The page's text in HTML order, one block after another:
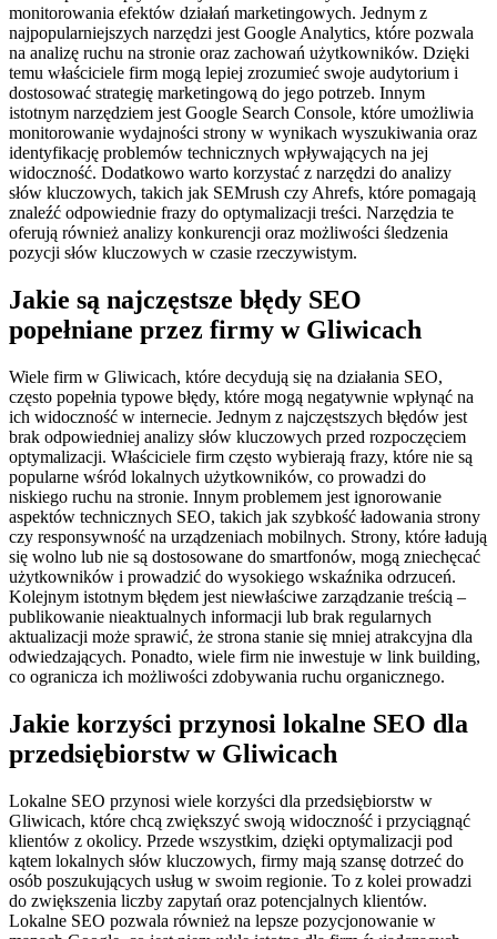
monitorowania efektów działań marketingowych. Jednym z
najpopularniejszych narzędzi jest Google Analytics, które pozwala
na analizę ruchu na stronie oraz zachowań użytkowników. Dzięki
temu właściciele firm mogą lepiej zrozumieć swoje audytorium i
dostosować strategię marketingową do jego potrzeb. Innym
istotnym narzędziem jest Google Search Console, które umożliwia
monitorowanie wydajności strony w wynikach wyszukiwania oraz
identyfikację problemów technicznych wpływających na jej
widoczność. Dodatkowo warto korzystać z narzędzi do analizy
słów kluczowych, takich jak SEMrush czy Ahrefs, które pomagają
znaleźć odpowiednie frazy do optymalizacji treści. Narzędzia te
oferują również analizy konkurencji oraz możliwości śledzenia
pozycji słów kluczowych w czasie rzeczywistym.
Jakie są najczęstsze błędy SEO
popełniane przez firmy w Gliwicach
Wiele firm w Gliwicach, które decydują się na działania SEO,
często popełnia typowe błędy, które mogą negatywnie wpłynąć na
ich widoczność w internecie. Jednym z najczęstszych błędów jest
brak odpowiedniej analizy słów kluczowych przed rozpoczęciem
optymalizacji. Właściciele firm często wybierają frazy, które nie są
popularne wśród lokalnych użytkowników, co prowadzi do
niskiego ruchu na stronie. Innym problemem jest ignorowanie
aspektów technicznych SEO, takich jak szybkość ładowania strony
czy responsywność na urządzeniach mobilnych. Strony, które ładują
się wolno lub nie są dostosowane do smartfonów, mogą zniechęcać
użytkowników i prowadzić do wysokiego wskaźnika odrzuceń.
Kolejnym istotnym błędem jest niewłaściwe zarządzanie treścią –
publikowanie nieaktualnych informacji lub brak regularnych
aktualizacji może sprawić, że strona stanie się mniej atrakcyjna dla
odwiedzających. Ponadto, wiele firm nie inwestuje w link building,
co ogranicza ich możliwości zdobywania ruchu organicznego.
Jakie korzyści przynosi lokalne SEO dla
przedsiębiorstw w Gliwicach
Lokalne SEO przynosi wiele korzyści dla przedsiębiorstw w
Gliwicach, które chcą zwiększyć swoją widoczność i przyciągnąć
klientów z okolicy. Przede wszystkim, dzięki optymalizacji pod
kątem lokalnych słów kluczowych, firmy mają szansę dotrzeć do
osób poszukujących usług w swoim regionie. To z kolei prowadzi
do zwiększenia liczby zapytań oraz potencjalnych klientów.
Lokalne SEO pozwala również na lepsze pozycjonowanie w